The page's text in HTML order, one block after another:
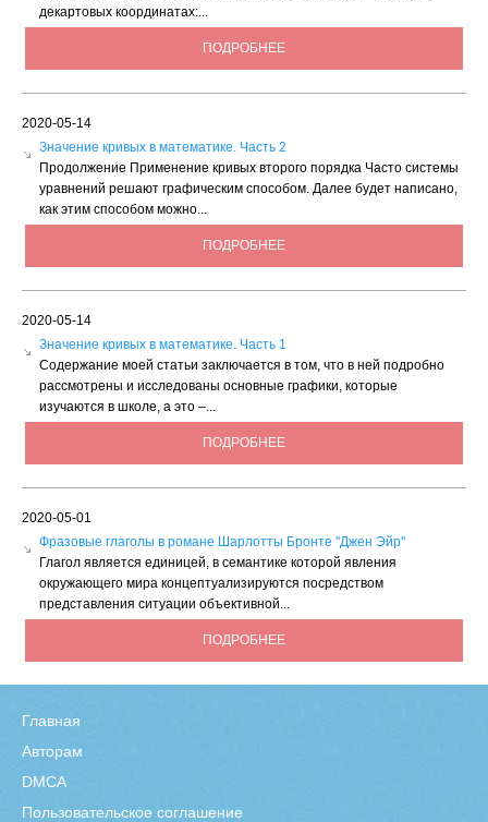
декартовых координатах:...
ПОДРОБНЕЕ
2020-05-14
Значение кривых в математике. Часть 2
Продолжение Применение кривых второго порядка Часто системы
уравнений решают графическим способом. Далее будет написано,
как этим способом можно...
ПОДРОБНЕЕ
2020-05-14
Значение кривых в математике. Часть 1
Содержание моей статьи заключается в том, что в ней подробно
рассмотрены и исследованы основные графики, которые
изучаются в школе, а это –...
ПОДРОБНЕЕ
2020-05-01
Фразовые глаголы в романе Шарлотты Бронте ''Джен Эйр''
Глагол является единицей, в семантике которой явления
окружающего мира концептуализируются посредством
представления ситуации объективной...
ПОДРОБНЕЕ
Главная
Авторам
DMCA
Пользовательское соглашение